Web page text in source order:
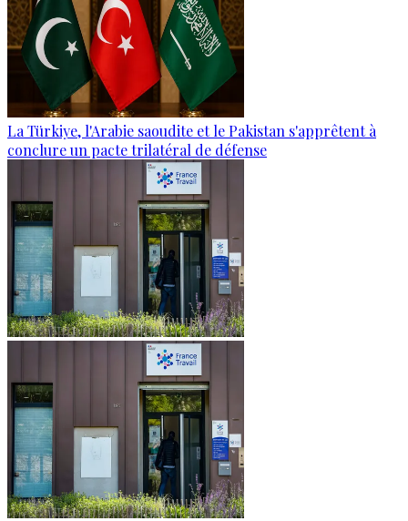
La Türkiye, l'Arabie saoudite et le Pakistan s'apprêtent à
conclure un pacte trilatéral de défense